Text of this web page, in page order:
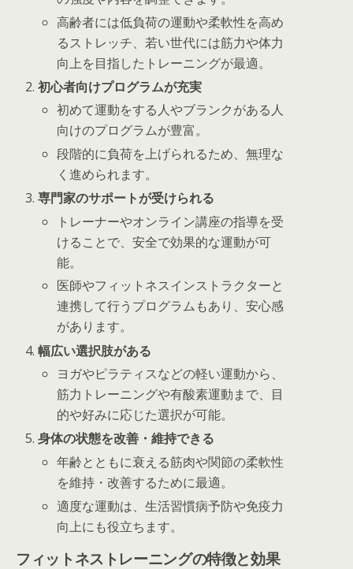
高齢者には低負荷の運動や柔軟性を高め
るストレッチ、若い世代には筋力や体力
向上を目指したトレーニングが最適。
初心者向けプログラムが充実
初めて運動をする人やブランクがある人
向けのプログラムが豊富。
段階的に負荷を上げられるため、無理な
く進められます。
専門家のサポートが受けられる
トレーナーやオンライン講座の指導を受
けることで、安全で効果的な運動が可
能。
医師やフィットネスインストラクターと
連携して行うプログラムもあり、安心感
があります。
幅広い選択肢がある
ヨガやピラティスなどの軽い運動から、
筋力トレーニングや有酸素運動まで、目
的や好みに応じた選択が可能。
身体の状態を改善・維持できる
年齢とともに衰える筋肉や関節の柔軟性
を維持・改善するために最適。
適度な運動は、生活習慣病予防や免疫力
向上にも役立ちます。
フィットネストレーニングの特徴と効果